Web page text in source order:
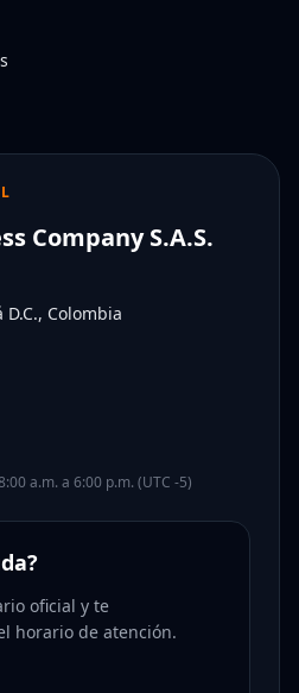
Company S.A.S.
Colombia
a.m. a 6:00 p.m. (UTC -5)
oficial y te
horario de atención.